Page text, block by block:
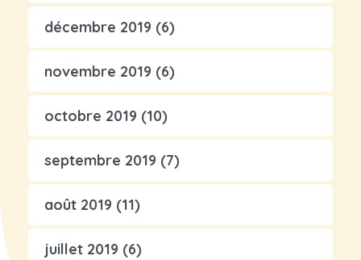
décembre 2019 (6)
novembre 2019 (6)
octobre 2019 (10)
septembre 2019 (7)
août 2019 (11)
juillet 2019 (6)